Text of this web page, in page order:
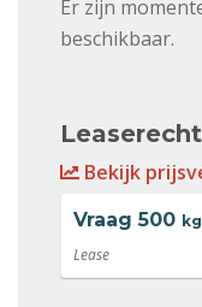
Er zijn
beschikbaar.
Bekijk
Vraag 500 kg
Lease